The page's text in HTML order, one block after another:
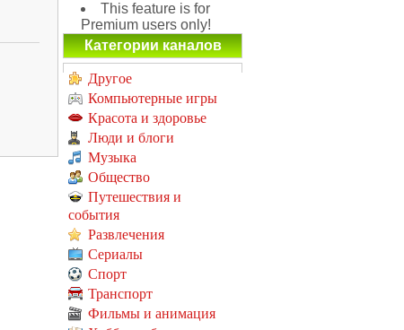
This feature is for
Premium users only!
Категории каналов
Другое
Компьютерные игры
Красота и здоровье
Люди и блоги
Музыка
Общество
Путешествия и
события
Развлечения
Сериалы
Спорт
Транспорт
Фильмы и анимация